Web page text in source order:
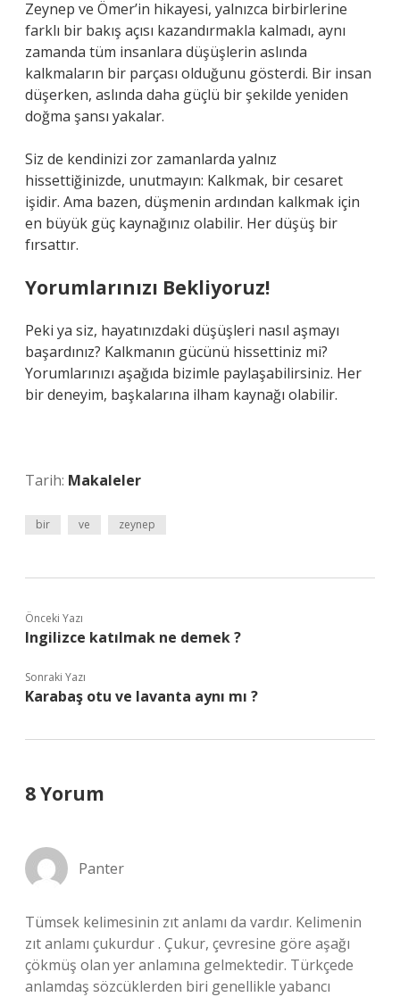
Zeynep ve Ömer’in hikayesi, yalnızca birbirlerine
farklı bir bakış açısı kazandırmakla kalmadı, aynı
zamanda tüm insanlara düşüşlerin aslında
kalkmaların bir parçası olduğunu gösterdi. Bir insan
düşerken, aslında daha güçlü bir şekilde yeniden
doğma şansı yakalar.
Siz de kendinizi zor zamanlarda yalnız
hissettiğinizde, unutmayın: Kalkmak, bir cesaret
işidir. Ama bazen, düşmenin ardından kalkmak için
en büyük güç kaynağınız olabilir. Her düşüş bir
fırsattır.
Yorumlarınızı Bekliyoruz!
Peki ya siz, hayatınızdaki düşüşleri nasıl aşmayı
başardınız? Kalkmanın gücünü hissettiniz mi?
Yorumlarınızı aşağıda bizimle paylaşabilirsiniz. Her
bir deneyim, başkalarına ilham kaynağı olabilir.
Tarih: Makaleler
bir ve zeynep
Önceki Yazı
Ingilizce katılmak ne demek ?
Sonraki Yazı
Karabaş otu ve lavanta aynı mı ?
8 Yorum
Panter
Tümsek kelimesinin zıt anlamı da vardır. Kelimenin
zıt anlamı çukurdur . Çukur, çevresine göre aşağı
çökmüş olan yer anlamına gelmektedir. Türkçede
anlamdaş sözcüklerden biri genellikle yabancı